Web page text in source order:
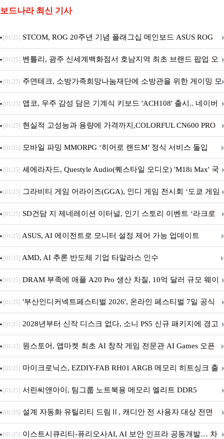
보드나라 최신 기사
[01/25] STCOM, ROG 20주년 기념 플래그십 메인보드 ASUS ROG
Crosshair X870E EDITION 20 국내 출시 예정
[01/25] 벤틀리, 광주 신세계백화점서 호남지역 최초 브랜드 팝업 오
픈
[01/25] 주연테크, 소방가족희망나눔재단에 소방관을 위한 게이밍 모
니터·스마트 펫 침대 기부
[01/25] 앱코, 우주 감성 담은 기계식 키보드 'ACH108' 출시.. 네이버
브랜드데이 기획전 진행
[01/25] 현실적 고성능과 용량에 가격까지,COLORFUL CN600 PRO
M.2 NVMe 디앤디컴 1TB
[01/25] 모바일 파밍 MMORPG ‘히어로 랜드M’ 정식 서비스 돌입
[01/25] 셰에라자드, Questyle Audio(퀘스타일 오디오) 'M18i Max' 국
내 정식 출시
[01/25] 그라비티 게임 어라이즈(GGA), 인디 게임 전시회 ‘도쿄 게임
던전 13’ 참가!
[01/25] SD건담 지 제네레이션 이터널, 인기 스토리 이벤트 ‘라크로
아의 용사’ 재개최 및 풍성한 기념 이벤트 실시!
[01/25] ASUS, AI 에이전트로 모니터 설정 제어 가능 업데이트
[01/25] AMD, AI 추론 반도체 기업 타알라스 인수
[01/25] DRAM 부족에 애플 A20 Pro 생산 차질, 10억 달러 규모 웨이
퍼 대기
[01/25] '부산인디커넥트페스티벌 2026', 온라인 페스티벌 7일 공식
개막... 22일간 진행
[01/25] 2028년부터 신작 디스크 없다, 소니 PS5 신규 패키지에 경고
문 추가
[01/25] 원스토어, 앱마켓 최초 AI 창작 게임 전문관 AI Games 오픈
[01/25] 마이크로닉스, EZDIY-FAB RH01 ARGB 메모리 히트싱크 출
시
[01/25] 서린씨앤아이, 팀그룹 노트북용 메모리 엘리트 DDR5
5600MHz 16GB 출시
[01/25] 설계 자동화 유틸리티 드림Ⅱ, 캐디안 전 사용자 대상 전면
무상 배포
[01/25] 이스트시큐리티-퓨리오사AI, AI 보안 인프라 공동개발… 차